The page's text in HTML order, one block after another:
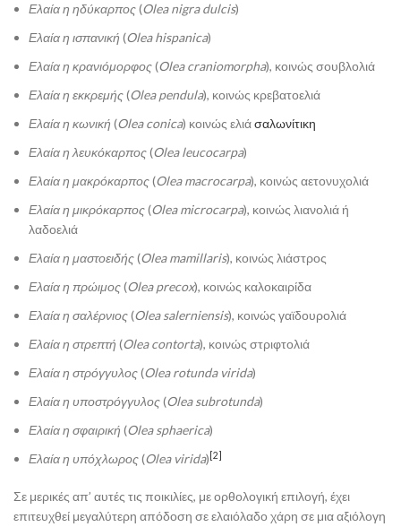
Ελαία η ηδύκαρπος(Olea nigra dulcis)
Ελαία η ισπανική (Olea hispanica)
Ελαία η κρανιόμορφος(Olea craniomorpha), κοινώς σουβλολιά
Ελαία η εκκρεμής(Olea pendula), κοινώς κρεβατοελιά
Ελαία η κωνική (Olea conica) κοινώς ελιάσαλωνίτικη
Ελαία η λευκόκαρπος(Olea leucocarpa)
Ελαία η μακρόκαρπος(Olea macrocarpa), κοινώς αετονυχολιά
Ελαία η μικρόκαρπος(Olea microcarpa), κοινώς λιανολιά ή
λαδοελιά
Ελαία η μαστοειδής(Olea mamillaris), κοινώς λιάστρος
Ελαία η πρώιμος(Olea precox), κοινώς καλοκαιρίδα
Ελαία η σαλέρνιος(Olea salerniensis), κοινώς γαϊδουρολιά
Ελαία η στρεπτή (Olea contorta), κοινώς στριφτολιά
Ελαία η στρόγγυλος(Olea rotunda virida)
Ελαία η υποστρόγγυλος(Olea subrotunda)
Ελαία η σφαιρική (Olea sphaerica)
Ελαία η υπόχλωρος(Olea virida) [2]
Σε μερικές απ’ αυτές τις ποικιλίες, με ορθολογική επιλογή, έχει
επιτευχθεί μεγαλύτερη απόδοση σε ελαιόλαδο χάρη σε μια αξιόλογη